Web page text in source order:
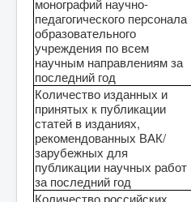
монографий научно-
педагогического персонала
образовательного
учреждения по всем
научным направлениям за
последний год
Количество изданных и
принятых к публикации
статей в изданиях,
рекомендованных ВАК/
зарубежных для
публикации научных работ
за последний год
Количество российских